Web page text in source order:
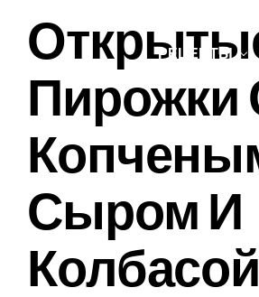
РЕЦЕПТЫ
Пирожки
Сыром И
Колбасой